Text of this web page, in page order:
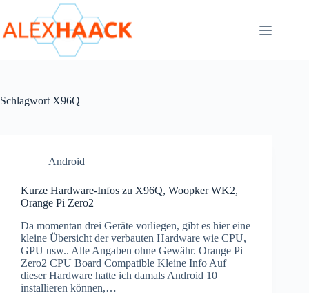
springen
Schlagwort X96Q
Android
Kurze Hardware-Infos zu X96Q, Woopker WK2,
Orange Pi Zero2
Da momentan drei Geräte vorliegen, gibt es hier eine
kleine Übersicht der verbauten Hardware wie CPU,
GPU usw.. Alle Angaben ohne Gewähr. Orange Pi
Zero2 CPU Board Compatible Kleine Info Auf
dieser Hardware hatte ich damals Android 10
installieren können,…